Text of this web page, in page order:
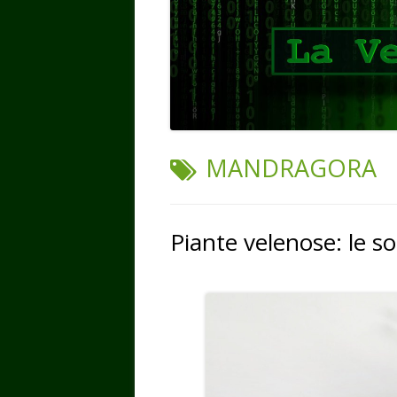
TAG:
MANDRAGORA
Piante velenose: le